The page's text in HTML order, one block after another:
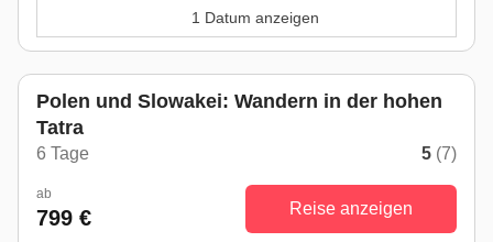
1 Datum anzeigen
Polen und Slowakei: Wandern in der hohen
Tatra
6 Tage 5 (7)
ab
799 € Reise anzeigen